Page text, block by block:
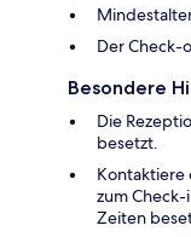
Der Check-
Besondere
Die
besetzt.
Kontaktiere
zum
Zeiten